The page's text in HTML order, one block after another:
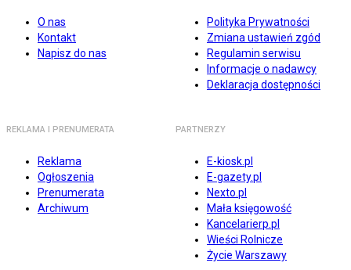
O nas
Kontakt
Napisz do nas
Polityka Prywatności
Zmiana ustawień zgód
Regulamin serwisu
Informacje o nadawcy
Deklaracja dostępności
REKLAMA I PRENUMERATA
Reklama
Ogłoszenia
Prenumerata
Archiwum
PARTNERZY
E-kiosk.pl
E-gazety.pl
Nexto.pl
Mała księgowość
Kancelarierp.pl
Wieści Rolnicze
Życie Warszawy